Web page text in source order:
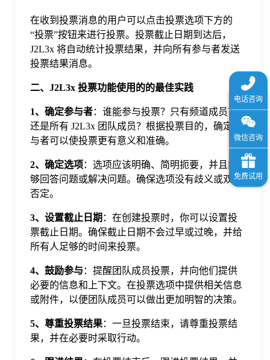
在收到投票消息的用户可以点击投票选项下方的
“投票”按钮来进行投票。投票截止日期到达后，
J2L3x 将自动统计投票结果，并向所有参与者发送
投票结果消息。
二、J2L3x 投票功能使用的的最佳实践
1、确定参与者：谁能参与投票？只有频道成员？
还是所有 J2L3x 团队成员？根据投票目的，确定参
与者可以使投票更有意义和准确。
2、确定选项 ：选项应该明确、简明扼要，并且能
够回答问题或解决问题。确保选项没有歧义或双重
否定。
3、设置截止日期 ：在创建投票时，你可以设置投
票截止日期。确保截止日期不会过早或过晚，并给
所有人足够的时间来投票。
4、鼓励参与 ：提醒团队成员投票，并向他们提供
必要的信息和上下文。在投票选项中提供相关信息
或附件，以便团队成员可以做出更加明智的决策。
5、尊重投票结果：一旦投票结束，请尊重投票结
果，并在必要时采取行动。